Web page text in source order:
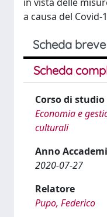
a causa del Covid-
Scheda breve
Scheda
Corso di studio
Economia e
culturali
Anno
2020-07-27
Relatore
Pupo, Federico